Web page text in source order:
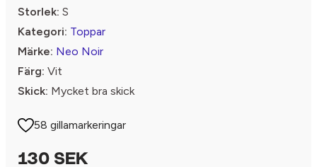
Storlek: S
Kategori: Toppar
Märke: Neo Noir
Färg: Vit
Skick: Mycket bra skick
58 gillamarkeringar
130 SEK